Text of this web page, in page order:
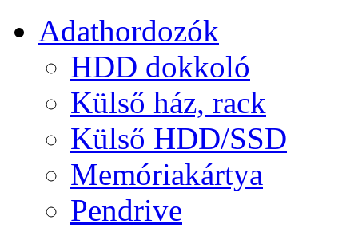
Adathordozók
HDD dokkoló
Külső ház, rack
Külső HDD/SSD
Memóriakártya
Pendrive